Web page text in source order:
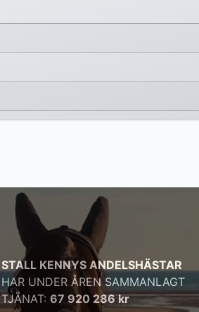
STALL KENNYS ANDELSHÄSTAR
HAR UNDER ÅREN SAMMANLAGT
TJÄNAT: 67 920 286 kr